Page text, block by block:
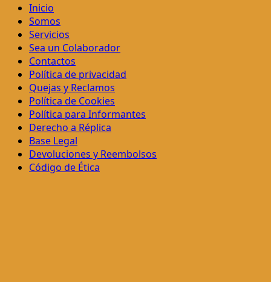
Inicio
Somos
Servicios
Sea un Colaborador
Contactos
Política de privacidad
Quejas y Reclamos
Política de Cookies
Política para Informantes
Derecho a Réplica
Base Legal
Devoluciones y Reembolsos
Código de Ética